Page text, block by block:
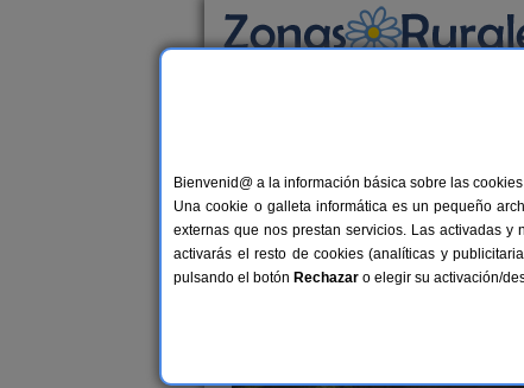
Casas Rurales
15 €
Bienvenid@ a la información básica sobre las
Una cookie o galleta informática es un pequeño
externas que nos prestan servicios. Las activadas
activarás el resto de cookies (analíticas y
pulsando el botón Rechazar o elegir su activación/